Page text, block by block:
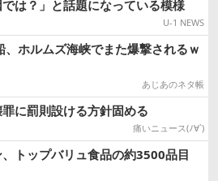
は？」と話題になっている模様
U-1 NEWS
、ホルムズ海峡でまた爆撃されるｗ
あじあのネタ帳
罪に罰則設ける方針固める
痛いニュース(ﾉ∀`)
、トップバリュ食品の約3500品目